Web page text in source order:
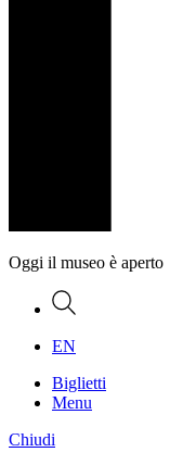
Oggi il museo è aperto
Ricerca
EN
Biglietti
Menu
Chiudi